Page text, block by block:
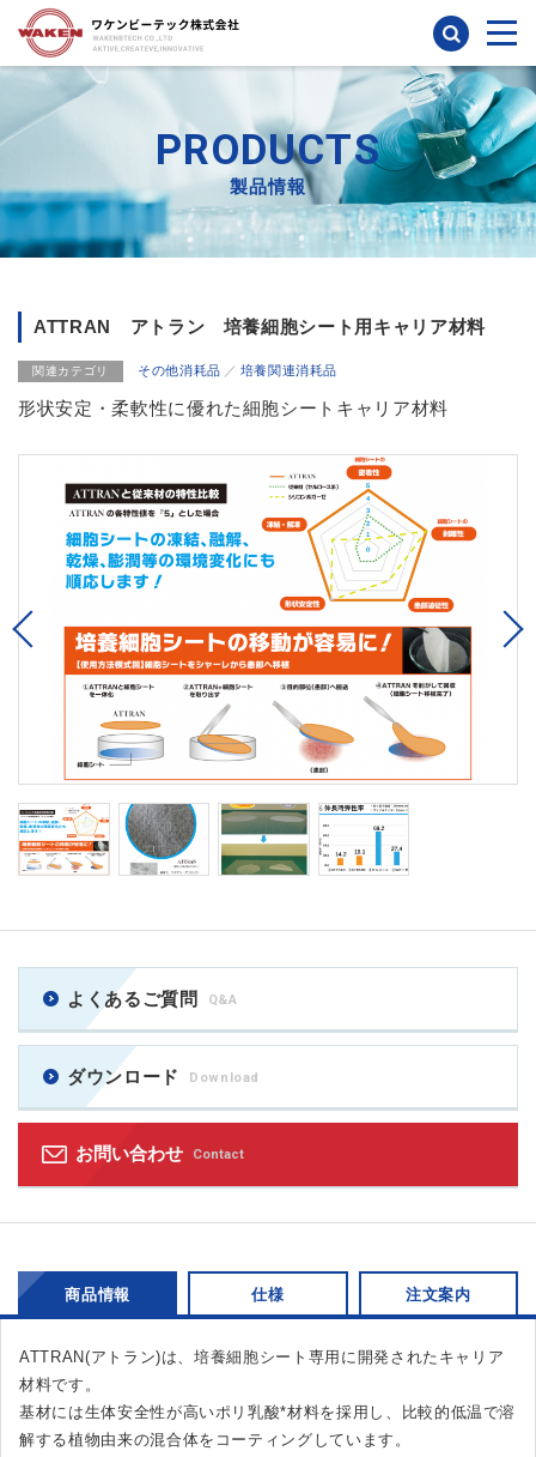
検索
PRODUCTS
製品情報
ATTRAN アトラン 培養細胞シート用キャリア材料
関連カテゴリ その他消耗品 培養関連消耗品
形状安定・柔軟性に優れた細胞シートキャリア材料
Previous
よくあるご質問 Q&A
ダウンロード Download
お問い合わせ Contact
商品情報 仕様 注文案内
ATTRAN(アトラン)は、培養細胞シート専用に開発されたキャリア
材料です。
基材には生体安全性が高いポリ乳酸*材料を採用し、比較的低温で溶
解する植物由来の混合体をコーティングしています。